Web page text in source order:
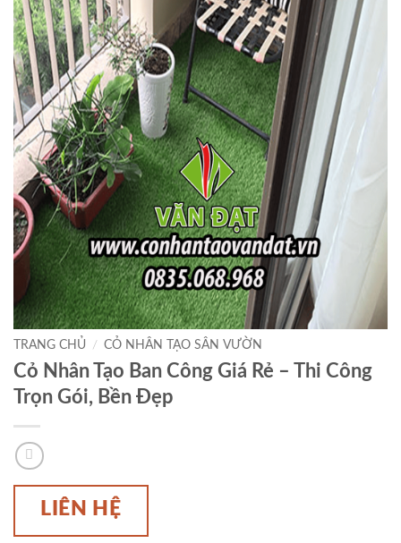
TRANG CHỦ / CỎ NHÂN TẠO SÂN VƯỜN
Cỏ Nhân Tạo Ban Công Giá Rẻ – Thi Công
Trọn Gói, Bền Đẹp
LIÊN HỆ